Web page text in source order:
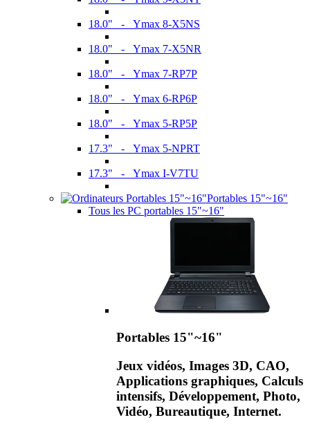
18.0" - Ymax 8-X5NS
18.0" - Ymax 7-X5NR
18.0" - Ymax 7-RP7P
18.0" - Ymax 6-RP6P
18.0" - Ymax 5-RP5P
17.3" - Ymax 5-NPRT
17.3" - Ymax I-V7TU
Portables 15"~16"
Tous les PC portables 15"~16"
Portables 15"~16"
Jeux vidéos, Images 3D, CAO,
Applications graphiques, Calculs
intensifs, Développement, Photo,
Vidéo, Bureautique, Internet.